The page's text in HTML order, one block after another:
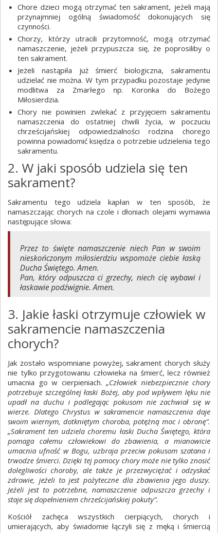
Chore dzieci mogą otrzymać ten sakrament, jeżeli mają
przynajmniej ogólną świadomość dokonujących się
czynności.
Chorzy, którzy utracili przytomność, mogą otrzymać
namaszczenie, jeżeli przypuszcza się, że poprosiliby o
ten sakrament.
Jeżeli nastąpiła już śmierć biologiczna, sakramentu
udzielać nie można. W tym przypadku pozostaje jedynie
modlitwa za Zmarłego np. Koronka do Bożego
Miłosierdzia.
Chory nie powinien zwlekać z przyjęciem sakramentu
namaszczenia do ostatniej chwili życia, w poczuciu
chrześcijańskiej odpowiedzialności rodzina chorego
powinna powiadomić księdza o potrzebie udzielenia tego
sakramentu.
2. W jaki sposób udziela się ten
sakrament?
Sakramentu tego udziela kapłan w ten sposób, że
namaszczając chorych na czole i dłoniach olejami wymawia
następujące słowa:
Przez to święte namaszczenie niech Pan w swoim
nieskończonym miłosierdziu wspomoże ciebie łaską
Ducha Świętego. Amen.
Pan, który odpuszcza ci grzechy, niech cię wybawi i
łaskawie podźwignie. Amen.
3. Jakie łaski otrzymuje człowiek w
sakramencie namaszczenia
chorych?
Jak zostało wspomniane powyżej, sakrament chorych służy
nie tylko przygotowaniu człowieka na śmierć, lecz również
umacnia go w cierpieniach. „Człowiek niebezpiecznie chory
potrzebuje szczególnej łaski Bożej, aby pod wpływem lęku nie
upadł na duchu i podlegając pokusom nie zachwiał się w
wierze. Dlatego Chrystus w sakramencie namaszczenia daje
swoim wiernym, dotkniętym choroba, potężną moc i obronę”.
„Sakrament ten udziela choremu łaski Ducha Świętego, która
pomaga całemu człowiekowi do zbawienia, a mianowicie
umacnia ufność w Bogu, uzbraja przeciw pokusom szatana i
trwodze śmierci. Dzięki tej pomocy chory może nie tylko znosić
dolegliwości choroby, ale także je przezwyciężać i odzyskać
zdrowie, jeżeli to jest pożyteczne dla zbawienia jego duszy.
Jeżeli jest to potrzebne, namaszczenie odpuszcza grzechy i
staje się dopełnieniem chrześcijańskiej pokuty”.
Kościół zachęca wszystkich cierpiących, chorych i
umierających, aby świadomie łączyli się z męką i śmiercią